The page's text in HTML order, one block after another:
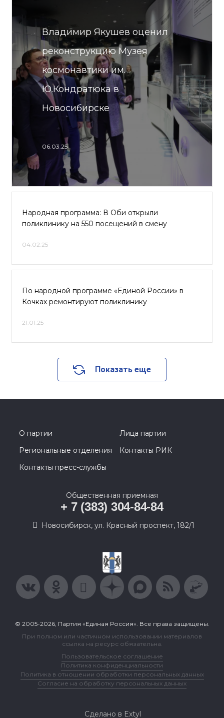
Владимир Якушев оценил
реконструкцию Музея
космонавтики им.
Ю.Кондратюка в
Новосибирске
06.03.25
Народная программа: В Оби открыли
поликлинику на 550 посещений в смену
04.02.25
По народной программе «Единой России» в
Кочках ремонтируют поликлинику
21.01.25
Показать еще
О партии
Лица партии
Региональные отделения
Контакты РИК
Контакты пресс-службы
Общественная приемная
+ 7 (383) 304-84-84
Новосибирск, ул. Красный проспект, 182/1
© 2005-2026, Партия «Единая Россия». Все права защищены.
При полном или частичном использовании материалов
ссылка на ресурс обязательна.
Пользовательское соглашение
Политика конфиденциальности
Политика в отношении обработки персональных данных
Согласие на обработку персональных данных
Сделано в Extyl